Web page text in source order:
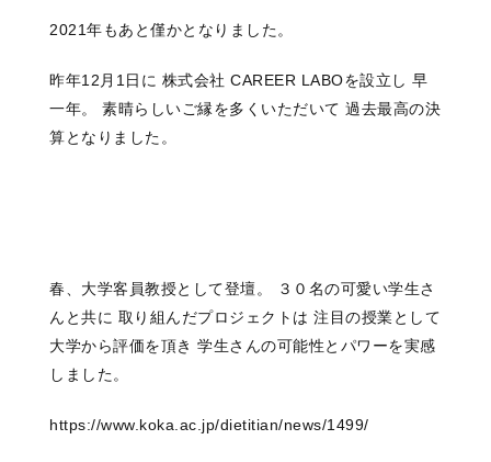
2021年もあと僅かとなりました。
昨年12月1日に 株式会社 CAREER LABOを設立し 早
一年。 素晴らしいご縁を多くいただいて 過去最高の決
算となりました。
春、大学客員教授として登壇。 ３０名の可愛い学生さ
んと共に 取り組んだプロジェクトは 注目の授業として
大学から評価を頂き 学生さんの可能性とパワーを実感
しました。
https://www.koka.ac.jp/dietitian/news/1499/